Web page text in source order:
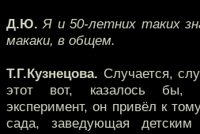
Д.Ю. Я и 50-летних таких
макаки, в общем.
Т.Г.Кузнецова. Случается,
этот вот, казалось бы,
эксперимент, он привёл к
сада, заведующая